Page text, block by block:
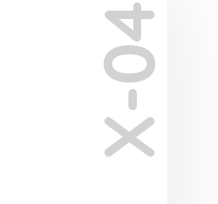
X-04